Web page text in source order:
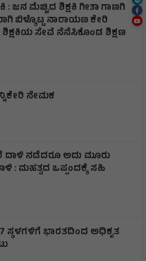
ಜನ ಮೆಚ್ಚಿದ ಶಿಕ್ಷಕಿ ಗೀತಾ ಗಾಣಗಿ
ಬಿಳ್ಕೊಟ್ಟ ನಾರಾಯಣ ಕೇರಿ
ಶಿಕ್ಷಕಿಯ ಸೇವೆ ನೆನೆಸಿಕೊಂಡ ಶಿಕ್ಷಣ
ನೇಮಕ
ನಡೆದರೂ ಅದು ಮೂರು
: ಮಹತ್ವದ ಒಪ್ಪಂದಕ್ಕೆ ಸಹಿ
ಸ್ಥಳಗಳಿಗೆ ಭಾರತದಿಂದ ಅಧಿಕೃತ